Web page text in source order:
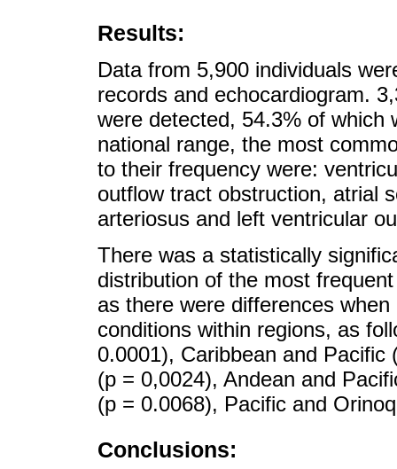
Results:
Data from 5,900 individuals
records and echocardiogram.
were detected, 54.3% of which
national range, the most
to their frequency were:
outflow tract obstruction, atrial
arteriosus and left ventricular
There was a statistically
distribution of the most
as there were differences
conditions within regions, as
0.0001), Caribbean and
(p = 0,0024), Andean and
(p = 0.0068), Pacific and
Conclusions: